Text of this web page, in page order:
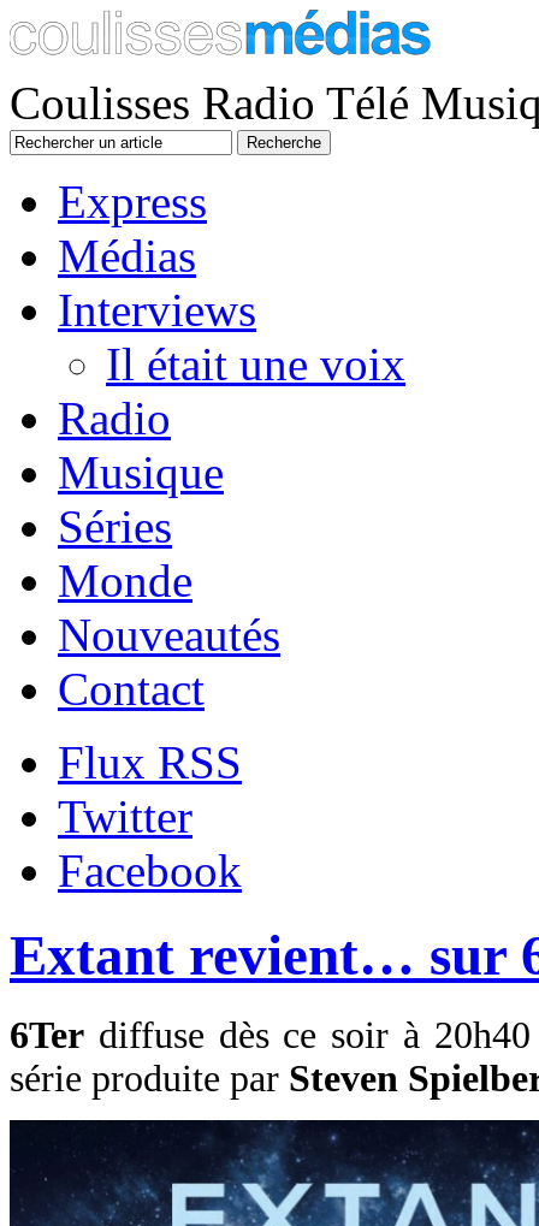
Coulisses Radio Télé
Express
Médias
Interviews
Il était une voix
Radio
Musique
Séries
Monde
Nouveautés
Contact
Flux RSS
Twitter
Facebook
Extant revient… sur
6Ter diffuse dès ce soir à
série produite par Steven